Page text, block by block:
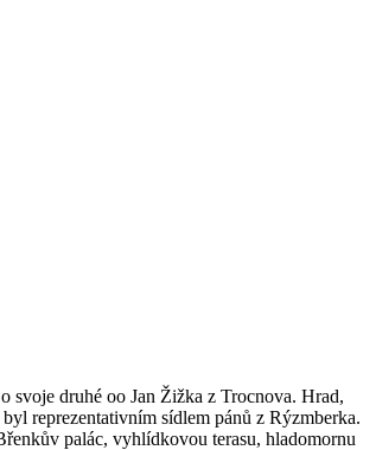
svoje druhé oo Jan Žižka z Trocnova. Hrad,
reprezentativním sídlem pánů z Rýzmberka.
palác, vyhlídkovou terasu, hladomornu